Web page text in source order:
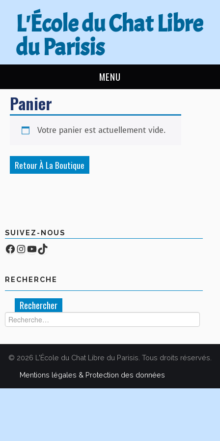
L'École du Chat Libre
du Parisis
MENU
L’ÉCOLE DU CHAT
ACTUALITÉS
NOUS AIDER
BOUTIQUE
FORUM
Panier
Votre panier est actuellement vide.
Retour À La Boutique
SUIVEZ-NOUS
Facebook
Compte Instagram
YouTube
TikTok
RECHERCHE
Rechercher :
© 2026 L'École du Chat Libre du Parisis. Tous droits réservés.
Mentions légales & Protection des données